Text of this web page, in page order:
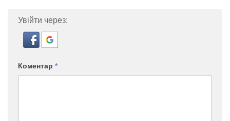
Увійти через:
Коментар *